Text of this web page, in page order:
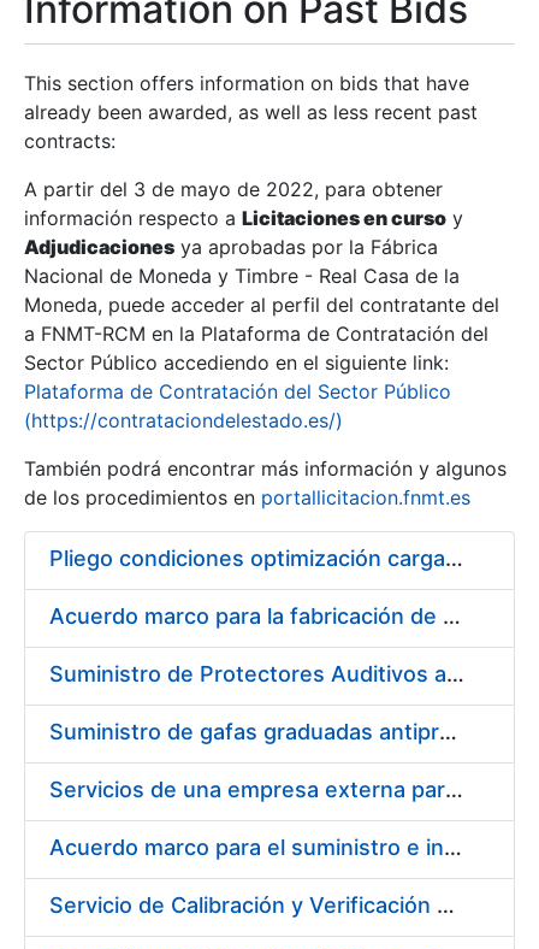
Show/Hide
Show/Hide
Show/Hide
This section offers information on bids that have
already been awarded, as well as less recent past
contracts:
A partir del 3 de mayo de 2022, para obtener
información respecto a Licitaciones en curso y
Adjudicaciones ya aprobadas por la Fábrica
Nacional de Moneda y Timbre - Real Casa de la
Moneda, puede acceder al perfil del contratante del
a FNMT-RCM en la Plataforma de Contratación del
Sector Público accediendo en el siguiente link:
Plataforma de Contratación del Sector Público
(https://contrataciondelestado.es/)
También podrá encontrar más información y algunos
de los procedimientos en portallicitacion.fnmt.es
Pliego condiciones optimización cargas compras firmado
Acuerdo marco para la fabricación de piezas
Suministro de Protectores Auditivos a medida para las personas trabajadoras de los Centros de Trabajo de Madrid y Burgos
Suministro de gafas graduadas antiproyecciones para los trabajadores de la FNMT-RCM en los centros de trabajo de Madrid y Burgos
Servicios de una empresa externa para el asesoramiento y resolución de los recursos de alzada que se presentan relacionados con procesos de selección para la FNMT-RCM
Acuerdo marco para el suministro e instalación de persianas, estores y otros complementos
Servicio de Calibración y Verificación Externa de los Equipos de Medición del Servicio de Prevención de la FNMT-RCM